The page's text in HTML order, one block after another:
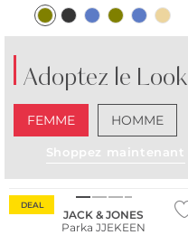
Adoptez le Look
FEMME HOMME
Shoppez maintenant
DEAL
JACK & JONES
Parka JJEKEEN